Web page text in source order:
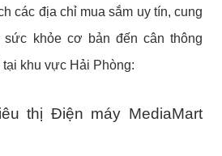
các địa chỉ mua sắm uy tín, cung
khỏe cơ bản đến cân thông
khu vực Hải Phòng:
thị Điện máy MediaMart